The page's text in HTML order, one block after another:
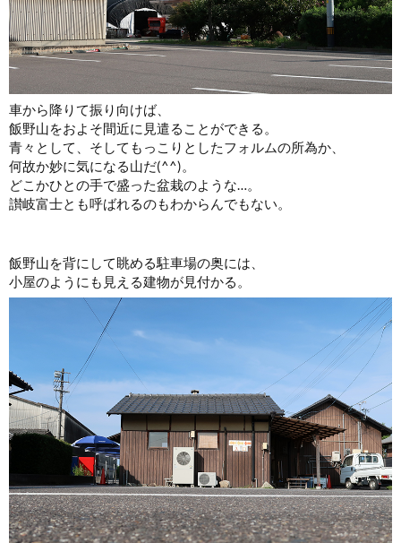
車から降りて振り向けば、
飯野山をおよそ間近に見遣ることができる。
青々として、そしてもっこりとしたフォルムの所為か、
何故か妙に気になる山だ(^^)。
どこかひとの手で盛った盆栽のような…。
讃岐富士とも呼ばれるのもわからんでもない。
飯野山を背にして眺める駐車場の奥には、
小屋のようにも見える建物が見付かる。